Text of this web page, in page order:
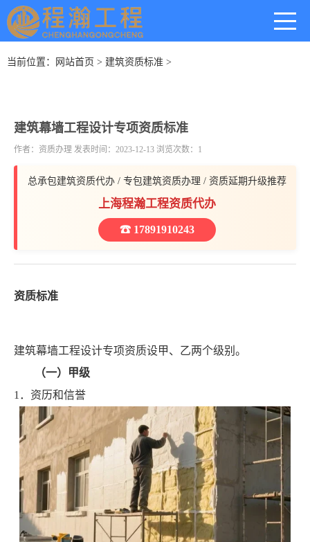
当前位置： 网站首页 > 建筑资质标准 >
建筑幕墙工程设计专项资质标准
作者：资质办理 发表时间：2023-12-13 浏览次数：1
总承包建筑资质代办 / 专包建筑资质办理 / 资质延期升级推荐
上海程瀚工程资质代办
☎ 17891910243
资质标准
建筑幕墙工程设计专项资质设甲、乙两个级别。
（一）甲级
1．资历和信誉